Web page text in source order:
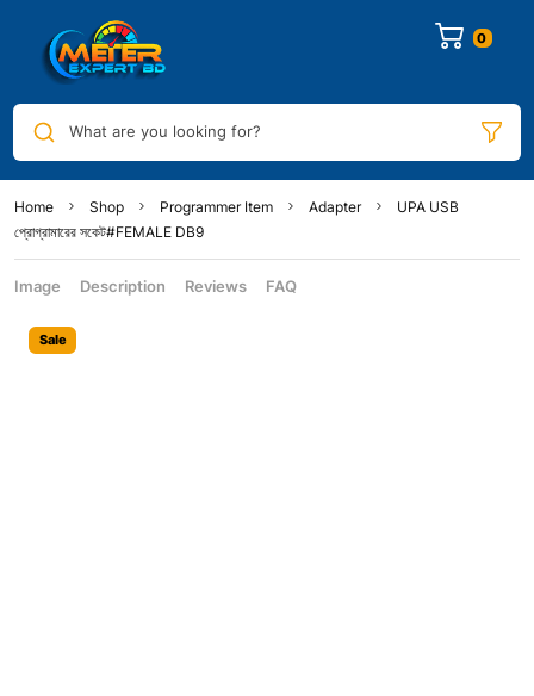
What are you looking for?
Home Shop Programmer Item Adapter
UPA USB
প্রোগ্রামারের সকেট#FEMALE DB9
Image Description Reviews FAQ
Sale